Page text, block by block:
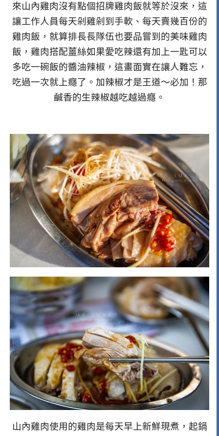
來山內雞肉沒有點個招牌雞肉飯就等於沒來，這
讓工作人員每天剁雞剁到手軟、每天賣幾百份的
雞肉飯，就算排長長隊伍也要品嘗到的美味雞肉
飯，雞肉搭配薑絲如果愛吃辣還有加上一匙可以
多吃一碗飯的醬油辣椒，這畫面實在讓人難忘，
吃過一次就上癮了。加辣椒才是王道～必加！那
鹹香的生辣椒越吃越過癮。
山內雞肉使用的雞肉是每天早上新鮮現煮，起鍋